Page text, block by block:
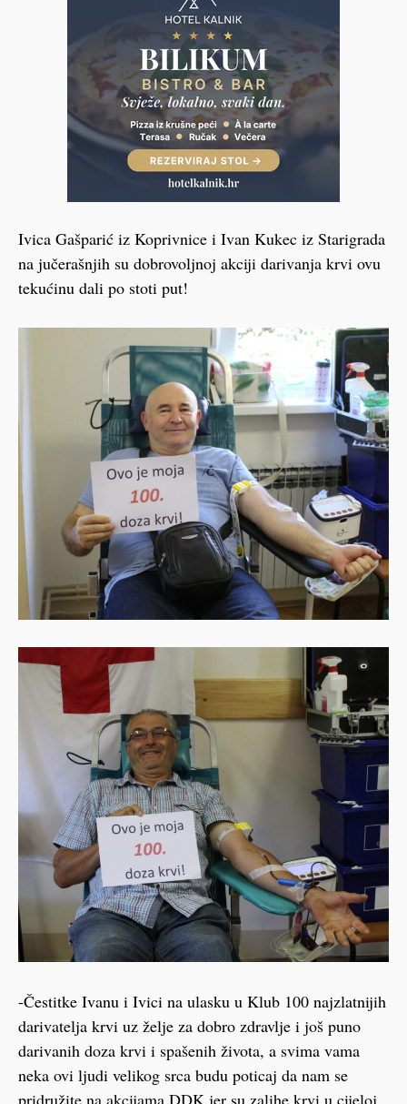
Ivica Gašparić iz Koprivnice i Ivan Kukec iz Starigrada
na jučerašnjih su dobrovoljnoj akciji darivanja krvi ovu
tekućinu dali po stoti put!
-Čestitke Ivanu i Ivici na ulasku u Klub 100 najzlatnijih
darivatelja krvi uz želje za dobro zdravlje i još puno
darivanih doza krvi i spašenih života, a svima vama
neka ovi ljudi velikog srca budu poticaj da nam se
pridružite na akcijama DDK jer su zalihe krvi u cijeloj